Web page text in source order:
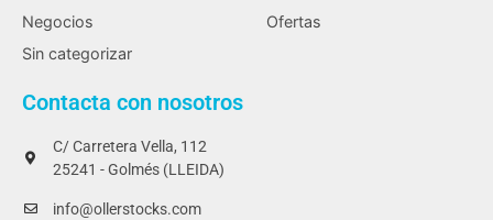
Negocios
Ofertas
Sin categorizar
Contacta con nosotros
C/ Carretera Vella, 112
25241 - Golmés (LLEIDA)
info@ollerstocks.com